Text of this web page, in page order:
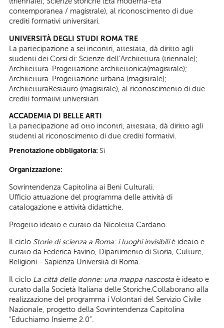
contemporanea / magistrale), al riconoscimento di due
crediti formativi universitari.
UNIVERSITÀ DEGLI STUDI ROMA TRE
La partecipazione a sei incontri, attestata, dà diritto agli
studenti dei Corsi di: Scienze dell’Architettura (triennale);
Architettura-Progettazione architettonica(magistrale);
Architettura-Progettazione urbana (magistrale);
ArchitetturaRestauro (magistrale), al riconoscimento di due
crediti formativi universitari.
ACCADEMIA DI BELLE ARTI
La partecipazione ad otto incontri, attestata, dà diritto agli
studenti al riconoscimento di due crediti formativi.
Prenotazione obbligatoria: Sì
Organizzazione:
Sovrintendenza Capitolina ai Beni Culturali.
Ufficio attuazione del programma delle attività di
catalogazione e attività didattiche.
Progetto ideato e curato da Nicoletta Cardano.
Il ciclo Storie di scienza a Roma: i luoghi invisibiliè ideato e
curato da Federica Favino, Dipartimento di Storia, Culture,
Religioni - Sapienza Università di Roma.
Il ciclo La città delle donne: una mappa nascosta è ideato e
curato dalla Società Italiana delle Storiche.Collaborano alla
realizzazione del programma i Volontari del Servizio Civile
Nazionale, progetto della Sovrintendenza Capitolina
“Educhiamo Insieme 2.0”.